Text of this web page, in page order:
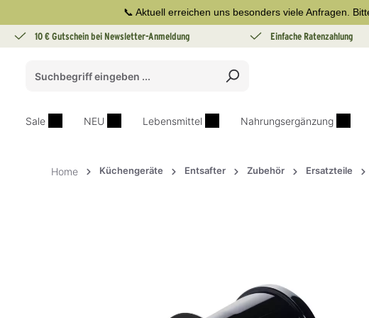
Zur Hauptnavigation springen📞 Aktuell erreichen uns besonders viele Anfragen.
10 € Gutschein bei Newsletter-Anmeldung Einfache Ratenzahlung
Sale NEU Lebensmittel Nahrungsergänzung
Home Küchengeräte Entsafter Zubehör Ersatzteile